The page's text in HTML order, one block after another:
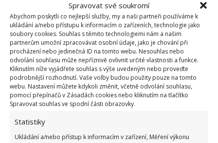
Spravovat své soukromí
Abychom poskytli co nejlepší služby, my a naši partneři používáme k
ukládání a/nebo přístupu k informacím o zařízeních, technologie jako
soubory cookies. Souhlas s těmito technologiemi nám a našim
partnerům umožní zpracovávat osobní údaje, jako je chování při
procházení nebo jedinečná ID na tomto webu. Nesouhlas nebo
odvolání souhlasu může nepříznivě ovlivnit určité vlastnosti a funkce.
Kliknutím níže vyjádřete souhlas s výše uvedeným nebo proveďte
podrobnější rozhodnutí. Vaše volby budou použity pouze na tomto
webu. Nastavení můžete kdykoli změnit, včetně odvolání souhlasu,
pomocí přepínačů v Zásadách cookies nebo kliknutím na tlačítko
Spravovat souhlas ve spodní části obrazovky.
Statistiky
Ukládání a/nebo přístup k informacím v zařízení, Měření výkonu
půjdou dolů samy.